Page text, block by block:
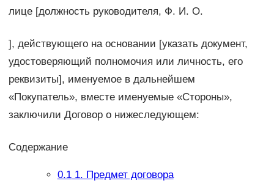
лице [должность руководителя, Ф. И. О.
], действующего на основании [указать документ,
удостоверяющий полномочия или личность, его
реквизиты], именуемое в дальнейшем
«Покупатель», вместе именуемые «Стороны»,
заключили Договор о нижеследующем:
Содержание
0.11. Предмет договора